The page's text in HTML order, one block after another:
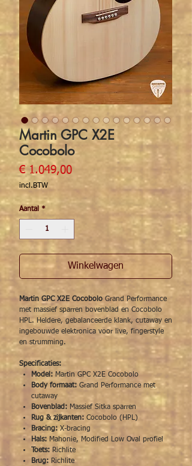
Martin GPC X2E
Cocobolo
€ 1.049,00Prijs
incl.BTW
Aantal *
Winkelwagen
Martin GPC X2E Cocobolo Grand Performance
met massief sparren bovenblad en Cocobolo
HPL. Heldere, gebalanceerde klank, cutaway en
ingebouwde elektronica voor live, fingerstyle
en strumming.
Specificaties:
Model: Martin GPC X2E Cocobolo
Body formaat: Grand Performance met
cutaway
Bovenblad: Massief Sitka sparren
Rug & zijkanten: Cocobolo (HPL)
Bracing:X-bracing
Hals: Mahonie, Modified Low Oval profiel
Toets: Richlite
Brug: Richlite